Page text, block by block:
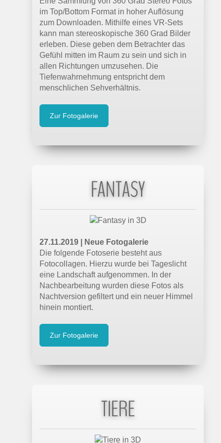
22.03.2022 |
mixed.de
2D-Spiele in VR erleben: Modder arbeitet
an Super-VR-Mod
Ein Entwickler arbeitet an einer universellen
VR-Mod, die mehr als 15.000 Spiele in die
VR bringen soll. Mit Stereoskopie und
Raumtracking.
05.02.2022 |
VR-Kameras 2022: Erwartung und
Realität klaffen auseinander
Kameras auf den Markt kamen. Die Technik
mixed.de
Welche 180-Grad-VR-Kamera bietet das
Bildqualität direkt in VR vergleichen.
im Top/Bottom Format in hoher Auflösung
zum Downloaden. Mithilfe eines VR-Sets
kann man stereoskopische 360 Grad Bilder
erleben. Diese geben dem Betrachter das
Gefühl mitten im Raum zu sein und sich in
allen Richtungen umzusehen. Die
Tiefenwahrnehmung entspricht dem
menschlichen Sehverhältnis.
Zur Fotogalerie
FANTASY
27.11.2019 | Neue Fotogalerie
Die folgende Fotoserie besteht aus
Fotocollagen. Hierzu wurde bei Tageslicht
eine Landschaft aufgenommen. In der
Nachbearbeitung wurden diese Fotos als
Nachtversion gefiltert und ein neuer Himmel
hinein montiert.
Zur Fotogalerie
TIERE